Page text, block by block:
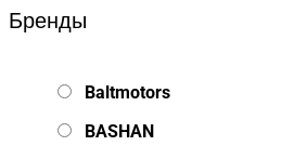
Бренды
Baltmotors
BASHAN